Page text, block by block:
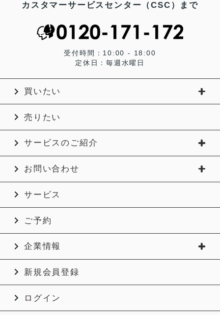
カスタマーサービスセンター（CSC）まで
受付時間：10:00 - 18:00
定休日：毎週水曜日
買いたい
売りたい
サービスのご紹介
お問い合わせ
サービス
ご予約
企業情報
新規会員登録
ログイン